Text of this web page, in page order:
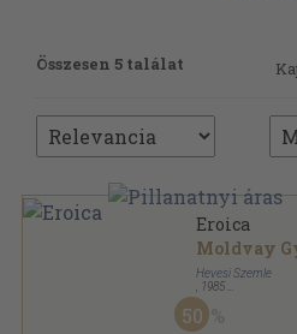
Összesen 5 találat
Eroica
Moldvay
Hevesi Szemle
1985
Ragasztott papírkötés
50